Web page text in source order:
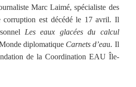
Marc Laimé, spécialiste des
corruption est décédé le 17 avril. Il
Les eaux glacées du calcul
diplomatiqueCarnets d’eau. Il
de la Coordination EAU Île-